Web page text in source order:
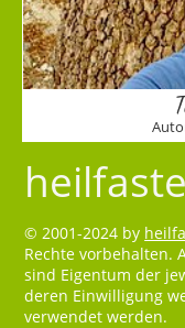
© 2001-2024 by
Rechte vorbehalten.
sind Eigentum der
deren Einwilligung
verwendet werden.